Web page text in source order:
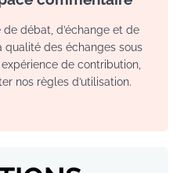
débat, d’échange et de
qualité des échanges sous
de contribution,
nos règles d’utilisation.